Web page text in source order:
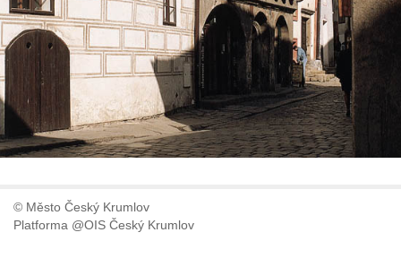
© Město Český Krumlov
Platforma @OIS Český Krumlov